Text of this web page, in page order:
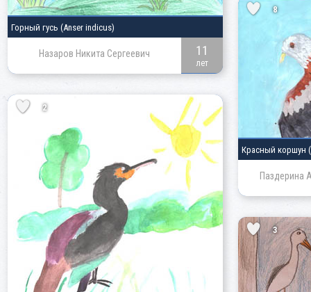
Горный гусь (Anser indicus)
Назаров Никита Сергеевич 11
лет
8
Красный коршун
Паздерина
2
3